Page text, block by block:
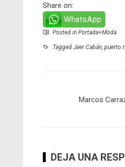
Share on:
WhatsApp
Posted in Portada+Moda
Tagged Jaer Cabán, puerto
Marcos
DEJA UNA